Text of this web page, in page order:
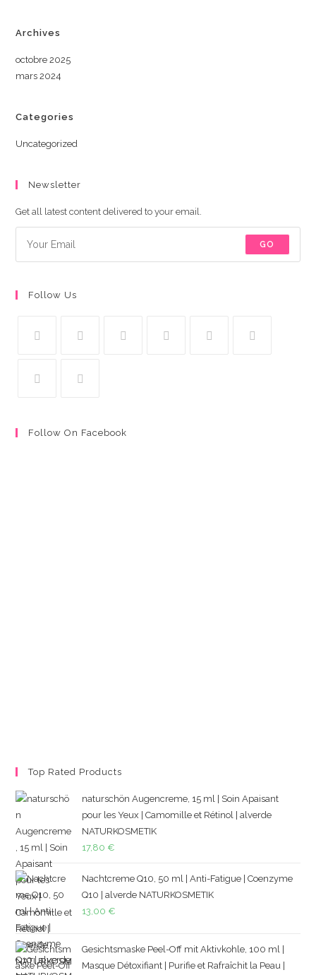
Archives
octobre 2025
mars 2024
Categories
Uncategorized
Newsletter
Get all latest content delivered to your email.
GO
Follow Us
Follow On Facebook
Top Rated Products
naturschön Augencreme, 15 ml | Soin Apaisant
pour les Yeux | Camomille et Rétinol | alverde
NATURKOSMETIK
17,80 €
Nachtcreme Q10, 50 ml | Anti-Fatigue | Coenzyme
Q10 | alverde NATURKOSMETIK
13,00 €
Gesichtsmaske Peel-Off mit Aktivkohle, 100 ml |
Masque Détoxifiant | Purifie et Rafraîchit la Peau |